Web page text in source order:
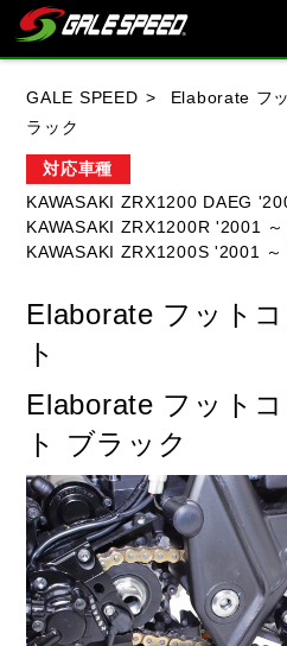
HONDA YAMAHA
KAWASAKI BMW
HARLEY DAVIDSON
GALE SPEED
Elaborate フ
ラック
対応車種
KAWASAKI ZRX1200 DAEG
KAWASAKI ZRX1200R '2001 ～
KAWASAKI ZRX1200S '2001
Elaborate フット
ト
Elaborate フット
ト ブラック